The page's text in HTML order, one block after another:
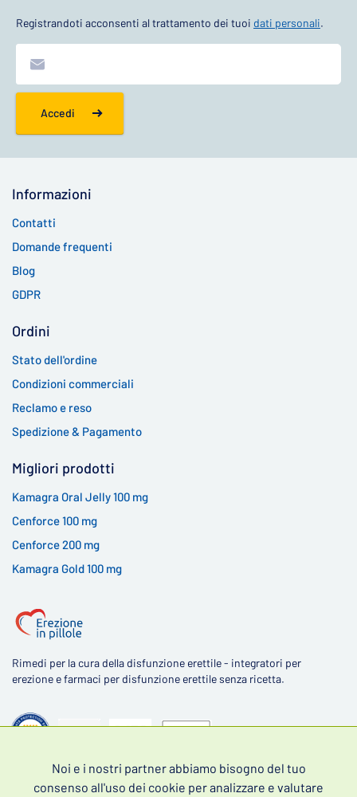
Registrandoti acconsenti al trattamento dei tuoi dati personali.
Accedi
Informazioni
Contatti
Domande frequenti
Blog
GDPR
Ordini
Stato dell'ordine
Condizioni commerciali
Reclamo e reso
Spedizione & Pagamento
Migliori prodotti
Kamagra Oral Jelly 100 mg
Cenforce 100 mg
Cenforce 200 mg
Kamagra Gold 100 mg
Rimedi per la cura della disfunzione erettile - integratori per
erezione e farmaci per disfunzione erettile senza ricetta.
Noi e i nostri partner abbiamo bisogno del tuo
consenso all'uso dei cookie per analizzare e valutare